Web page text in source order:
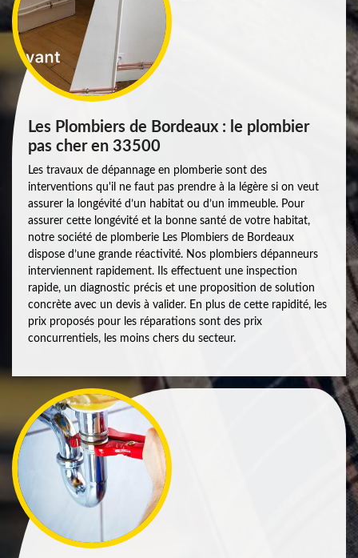
Les Plombiers de Bordeaux : le plombier
pas cher en 33500
Les travaux de dépannage en plomberie sont des
interventions qu'il ne faut pas prendre à la légère si on veut
assurer la longévité d’un habitat ou d’un immeuble. Pour
assurer cette longévité et la bonne santé de votre habitat,
notre société de plomberie Les Plombiers de Bordeaux
dispose d’une grande réactivité. Nos plombiers dépanneurs
interviennent rapidement. Ils effectuent une inspection
rapide, un diagnostic précis et une proposition de solution
concrète avec un devis à valider. En plus de cette rapidité, les
prix proposés pour les réparations sont des prix
concurrentiels, les moins chers du secteur.